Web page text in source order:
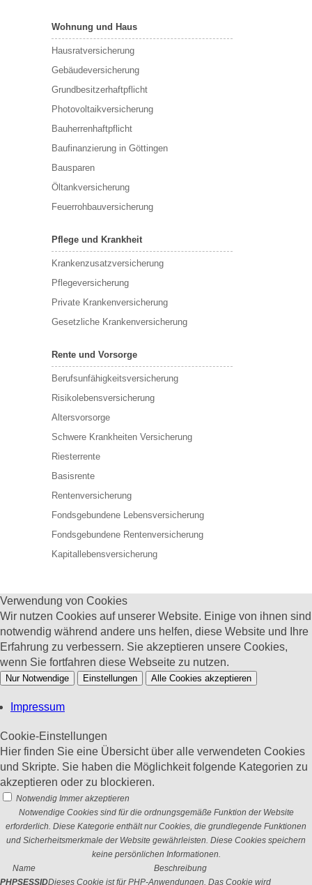
Wohnung und Haus
Hausratversicherung
Gebäudeversicherung
Grundbesitzerhaftpflicht
Photovoltaikversicherung
Bauherrenhaftpflicht
Baufinanzierung in Göttingen
Bausparen
Öltankversicherung
Feuerrohbauversicherung
Pflege und Krankheit
Krankenzusatzversicherung
Pflegeversicherung
Private Krankenversicherung
Gesetzliche Krankenversicherung
Rente und Vorsorge
Berufs­unfähigkeitsversicherung
Risikolebensversicherung
Altersvorsorge
Schwere Krankheiten Versicherung
Riesterrente
Basisrente
Rentenversicherung
Fondsgebundene Lebensversicherung
Fondsgebundene Rentenversicherung
Kapitallebensversicherung
Verwendung von Cookies
Wir nutzen Cookies auf unserer Website. Einige von ihnen sind
notwendig während andere uns helfen, diese Website und Ihre
Erfahrung zu verbessern. Sie akzeptieren unsere Cookies,
wenn Sie fortfahren diese Webseite zu nutzen.
Nur Notwendige Einstellungen Alle Cookies akzeptieren
Impressum
Cookie-Einstellungen
Hier finden Sie eine Übersicht über alle verwendeten Cookies
und Skripte. Sie haben die Möglichkeit folgende Kategorien zu
akzeptieren oder zu blockieren.
Notwendig Immer akzeptieren
Notwendige Cookies sind für die ordnungsgemäße Funktion der Website
erforderlich. Diese Kategorie enthält nur Cookies, die grundlegende Funktionen
und Sicherheitsmerkmale der Website gewährleisten. Diese Cookies speichern
keine persönlichen Informationen.
Name
Beschreibung
PHPSESSIDDieses Cookie ist für PHP-Anwendungen. Das Cookie wird